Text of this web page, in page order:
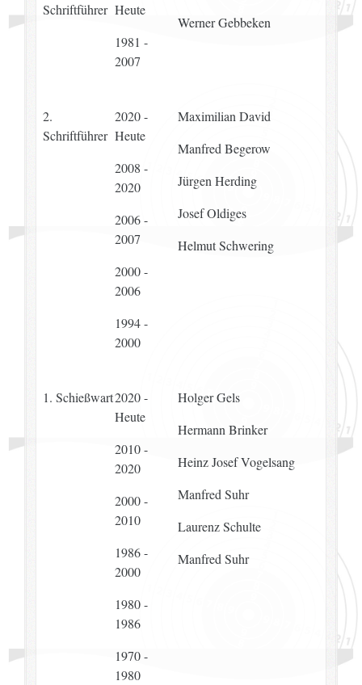
Schriftführer Heute
1981 -
2007
Werner Gebbeken
2.
Schriftführer
2020 -
Heute
2008 -
2020
2006 -
2007
2000 -
2006
1994 -
2000
Maximilian David
Manfred Begerow
Jürgen Herding
Josef Oldiges
Helmut Schwering
1. Schießwart2020 -
Heute
2010 -
2020
2000 -
2010
1986 -
2000
1980 -
1986
1970 -
1980
Holger Gels
Hermann Brinker
Heinz Josef Vogelsang
Manfred Suhr
Laurenz Schulte
Manfred Suhr